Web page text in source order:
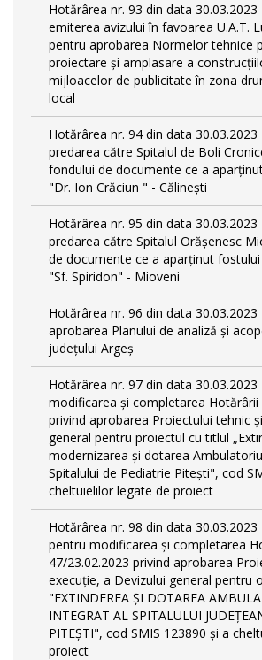
Hotărârea nr. 93 din data
emiterea avizului în favoarea U.A.T.
pentru aprobarea Normelor tehnice
proiectare şi amplasare a
mijloacelor de publicitate în zona
local
Hotărârea nr. 94 din data
predarea către Spitalul de Boli
fondului de documente ce a
"Dr. Ion Crăciun " - Călinești
Hotărârea nr. 95 din data
predarea către Spitalul Orășenesc
de documente ce a aparținut
"Sf. Spiridon" - Mioveni
Hotărârea nr. 96 din data
aprobarea Planului de analiză și
județului Argeș
Hotărârea nr. 97 din data
modificarea și completarea Hotărârii
privind aprobarea Proiectului tehnic
general pentru proiectul cu titlul
modernizarea și dotarea
Spitalului de Pediatrie Pitești", cod
cheltuielilor legate de proiect
Hotărârea nr. 98 din data
pentru modificarea și completarea
47/23.02.2023 privind aprobarea
execuție, a Devizului general pentru
"EXTINDEREA ȘI DOTAREA
INTEGRAT AL SPITALULUI
PITEȘTI", cod SMIS 123890 și a
proiect